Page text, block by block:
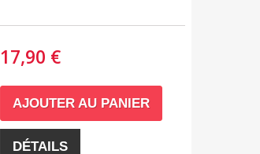
17,90 €
AJOUTER AU PANIER
DÉTAILS